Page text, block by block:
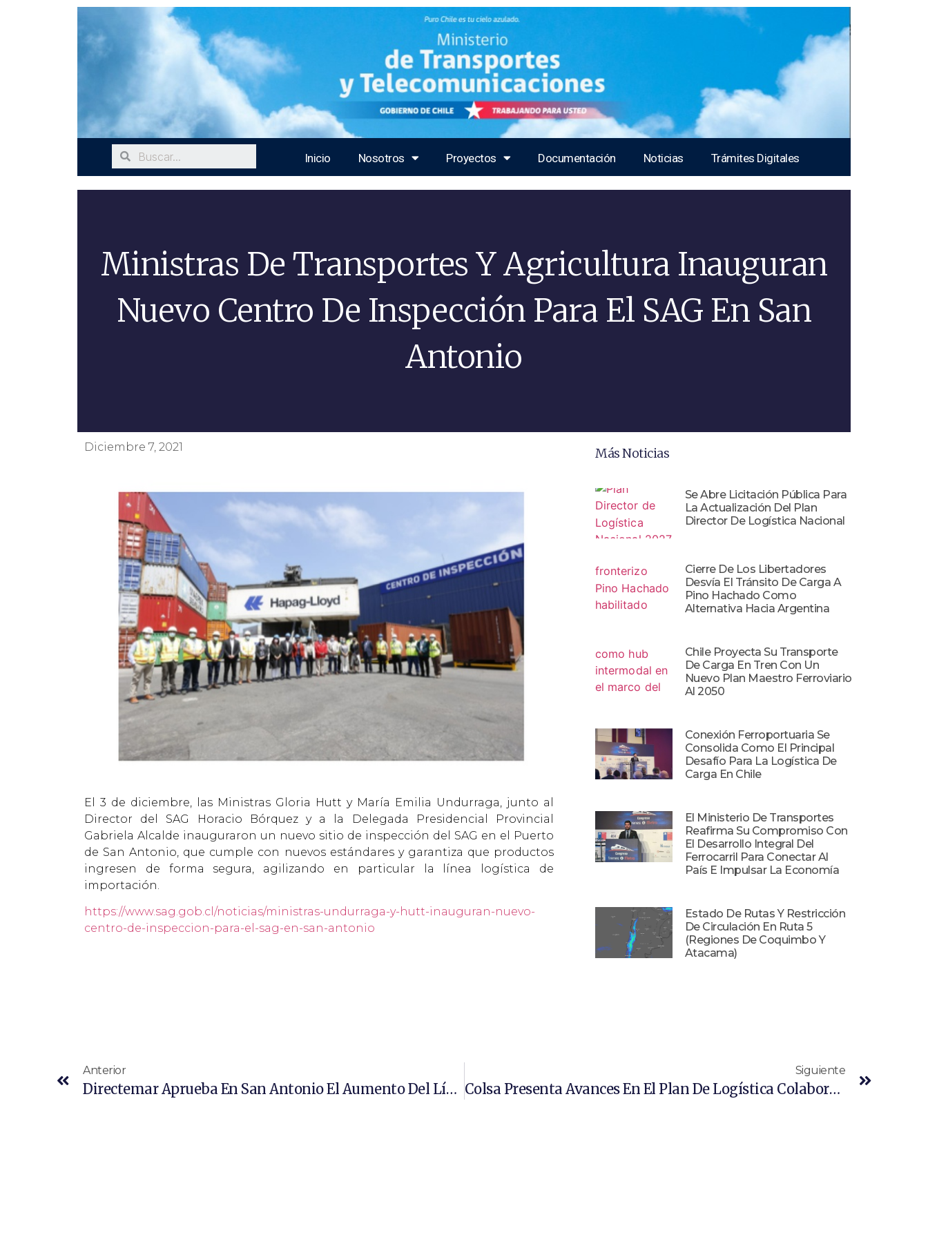
Inicio Nosotros Proyectos Documentación Noticias Trámites Digitales
Ministras De Transportes Y Agricultura Inauguran
Nuevo Centro De Inspección Para El SAG En San
Antonio
Diciembre 7, 2021
El 3 de diciembre, las Ministras Gloria Hutt y María Emilia Undurraga, junto al
Director del SAG Horacio Bórquez y a la Delegada Presidencial Provincial
Gabriela Alcalde inauguraron un nuevo sitio de inspección del SAG en el Puerto
de San Antonio, que cumple con nuevos estándares y garantiza que productos
ingresen de forma segura, agilizando en particular la línea logística de
importación.
https://www.sag.gob.cl/noticias/ministras-undurraga-y-hutt-inauguran-nuevo-
centro-de-inspeccion-para-el-sag-en-san-antonio
Más Noticias
Se Abre Licitación Pública Para
La Actualización Del Plan
Director De Logística Nacional
Cierre De Los Libertadores
Desvía El Tránsito De Carga A
Pino Hachado Como
Alternativa Hacia Argentina
Chile Proyecta Su Transporte
De Carga En Tren Con Un
Nuevo Plan Maestro Ferroviario
Al 2050
Conexión Ferroportuaria Se
Consolida Como El Principal
Desafío Para La Logística De
Carga En Chile
El Ministerio De Transportes
Reafirma Su Compromiso Con
El Desarrollo Integral Del
Ferrocarril Para Conectar Al
País E Impulsar La Economía
Estado De Rutas Y Restricción
De Circulación En Ruta 5
(Regiones De Coquimbo Y
Atacama)
Anterior
Directemar Aprueba En San Antonio El Aumento Del Límite Operacional De Ola Significativa De 1,8 A 2,0 Metros
Siguiente
Colsa Presenta Avances En El Plan De Logística Colaborativa Para Optimizar La Cadena De Comercio Exterior Portuaria De San Antonio En La Temporada Alta